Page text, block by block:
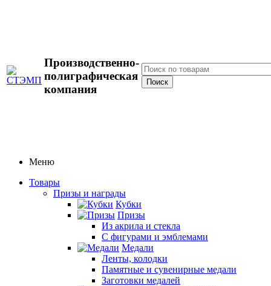
Производственно-
полиграфическая
компания
Меню
Товары
Призы и награды
Кубки
Призы
Из акрила и стекла
С фигурами и эмблемами
Медали
Ленты, колодки
Памятные и сувенирные медали
Заготовки медалей